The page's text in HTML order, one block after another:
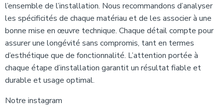
l’ensemble de l’installation. Nous recommandons d’analyser
les spécificités de chaque matériau et de les associer à une
bonne mise en œuvre technique. Chaque détail compte pour
assurer une longévité sans compromis, tant en termes
d’esthétique que de fonctionnalité. L’attention portée à
chaque étape d’installation garantit un résultat fiable et
durable et usage optimal.
Notre instagram